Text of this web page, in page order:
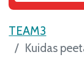
TEAM3
Kuidas